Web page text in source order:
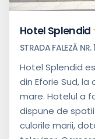
Hotel Splendid
STRADA FALEZĂ NR.
Hotel Splendid
din Eforie Sud,
mare. Hotelul a
dispune de
culorile marii,